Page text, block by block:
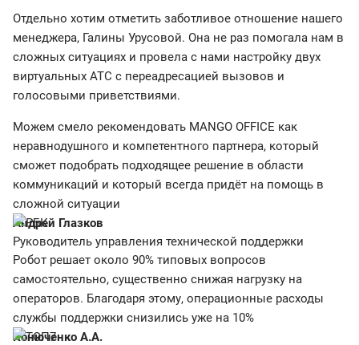
Отдельно хотим отметить заботливое отношение нашего
менеджера, Галины Урусовой. Она не раз помогала нам в
сложных ситуациях и провела с нами настройку двух
виртуальных АТС с переадресацией вызовов и
голосовыми приветствиями.
Можем смело рекомендовать MANGO OFFICE как
неравнодушного и компетентного партнера, который
сможет подобрать подходящее решение в области
коммуникаций и который всегда придёт на помощь в
сложной ситуации
Андрей Глазков
Руководитель управления технической поддержки
Робот решает около 90% типовых вопросов
самостоятельно, существенно снижая нагрузку на
операторов. Благодаря этому, операционные расходы
службы поддержки снизились уже на 10%
Конюченко А.А.